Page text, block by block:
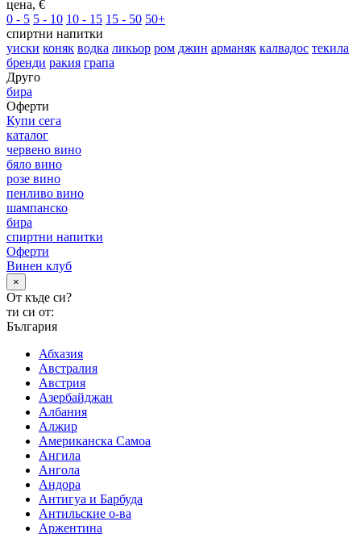
цена, €
0 - 5 5 - 10 10 - 15 15 - 50 50+
спиртни напитки
уиски коняк водка ликьор ром джин арманяк калвадос текила
бренди ракия грапа
Друго
бира
Оферти
Купи сега
каталог
червено вино
бяло вино
розе вино
пенливо вино
шампанско
бира
спиртни напитки
Оферти
Винен клуб
×
От къде си?
ти си от:
България
Абхазия
Австралия
Австрия
Азербайджан
Албания
Алжир
Американска Самоа
Ангила
Ангола
Андора
Антигуа и Барбуда
Антильские о-ва
Аржентина